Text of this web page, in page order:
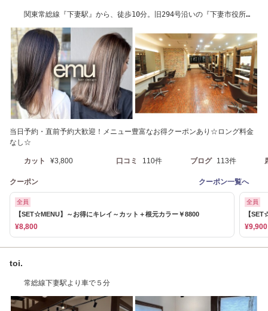
関東常総線『下妻駅』から、徒歩10分。旧294号沿いの『下妻市役所
当日予約・直前予約大歓迎！メニュー豊富なお得クーポンあり☆ロング料金
なし☆
カット ¥3,800 口コミ 110件 ブログ 113件
クーポン クーポン一覧へ
全員
【SET☆MENU】～お得にキレイ～カット＋根元カラー￥8800
¥8,800
全員
【
¥9,900
toi.
常総線下妻駅より車で５分